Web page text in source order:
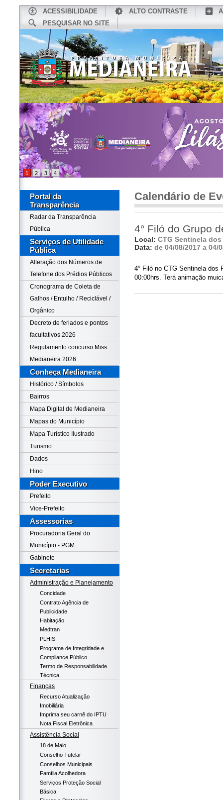
ACESSIBILIDADE ALTO CONTRASTE
PESQUISAR NO SITE
CONHEÇA MEDIANEIRA
1 2 3 4
Portal da
Transparência
Radar da Transparência
Pública
Serviços de Utilidade
Pública
Alteração dos Números de
Telefone dos Prédios Públicos
Cronograma de Coleta de
Galhos / Entulho / Reciclável /
Orgânico
Decreto de feriados e pontos
facultativos 2026
Regulamento concurso Miss
Medianeira 2026
Conheça Medianeira
Histórico / Símbolos
Bairros
Mapa Digital de Medianeira
Mapas do Município
Mapa Turístico Ilustrado
Turismo
Dados
Hino
Poder Executivo
Prefeito
Vice-Prefeito
Assessorias
Procuradoria Geral do
Município - PGM
Gabinete
Secretarias
Administração e Planejamento
Concidade
Contrato Agência de
Publicidade
Habitação
Medtran
PLHIS
Programa de Integridade e
Compliance Público
Termo de Responsabilidade
Técnica
Finanças
Recurso Atualização
Imobiliária
Imprima seu carnê do IPTU
Nota Fiscal Eletrônica
Assistência Social
18 de Maio
Conselho Tutelar
Conselhos Municipais
Família Acolhedora
Serviços Proteção Social
Básica
Calendário de
4° Filó do Grupo
Local: CTG Sentinela dos
Data: de 04/08/2017 a 04/
4° Filó no CTG Sentinela
00:00hrs. Terá animação